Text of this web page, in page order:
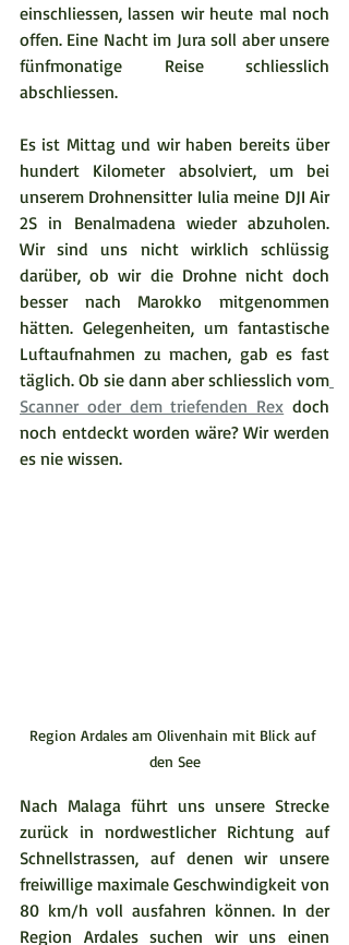
einschliessen, lassen wir heute mal noch
offen. Eine Nacht im Jura soll aber unsere
fünfmonatige Reise schliesslich
abschliessen.
Es ist Mittag und wir haben bereits über
hundert Kilometer absolviert, um bei
unserem Drohnensitter Iulia meine DJI Air
2S in Benalmadena wieder abzuholen.
Wir sind uns nicht wirklich schlüssig
darüber, ob wir die Drohne nicht doch
besser nach Marokko mitgenommen
hätten. Gelegenheiten, um fantastische
Luftaufnahmen zu machen, gab es fast
täglich. Ob sie dann aber schliesslich vom
Scanner oder dem triefenden Rex doch
noch entdeckt worden wäre? Wir werden
es nie wissen.
Region Ardales am Olivenhain mit Blick auf
den See
Nach Malaga führt uns unsere Strecke
zurück in nordwestlicher Richtung auf
Schnellstrassen, auf denen wir unsere
freiwillige maximale Geschwindigkeit von
80 km/h voll ausfahren können. In der
Region Ardales suchen wir uns einen